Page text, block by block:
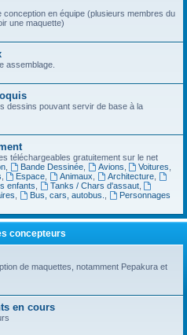
en équipe (plusieurs membres du
une maquette)
assemblage.
dessins pouvant servir de base à la
téléchargeables gratuitement sur le net
, Bande Dessinée, Avions Voitures
Espace Animaux Architecture
enfants Tanks / Chars d'assaut,
Bus, cars, autobus.
Personnages
concepteurs
de maquettes, notamment Pepakura et
en cours